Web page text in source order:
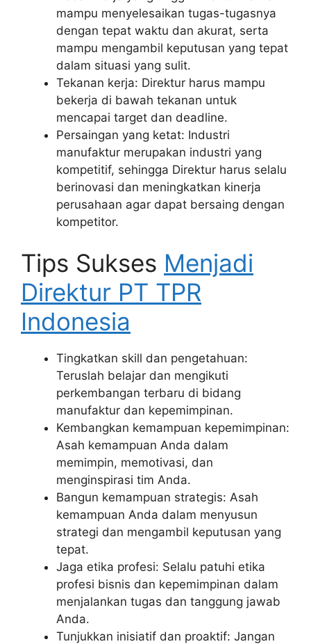
mampu menyelesaikan tugas-tugasnya
dengan tepat waktu dan akurat, serta
mampu mengambil keputusan yang tepat
dalam situasi yang sulit.
Tekanan kerja: Direktur harus mampu
bekerja di bawah tekanan untuk
mencapai target dan deadline.
Persaingan yang ketat: Industri
manufaktur merupakan industri yang
kompetitif, sehingga Direktur harus selalu
berinovasi dan meningkatkan kinerja
perusahaan agar dapat bersaing dengan
kompetitor.
Tips Sukses Menjadi
Direktur PT TPR
Indonesia
Tingkatkan skill dan pengetahuan:
Teruslah belajar dan mengikuti
perkembangan terbaru di bidang
manufaktur dan kepemimpinan.
Kembangkan kemampuan kepemimpinan:
Asah kemampuan Anda dalam
memimpin, memotivasi, dan
menginspirasi tim Anda.
Bangun kemampuan strategis: Asah
kemampuan Anda dalam menyusun
strategi dan mengambil keputusan yang
tepat.
Jaga etika profesi: Selalu patuhi etika
profesi bisnis dan kepemimpinan dalam
menjalankan tugas dan tanggung jawab
Anda.
Tunjukkan inisiatif dan proaktif: Jangan